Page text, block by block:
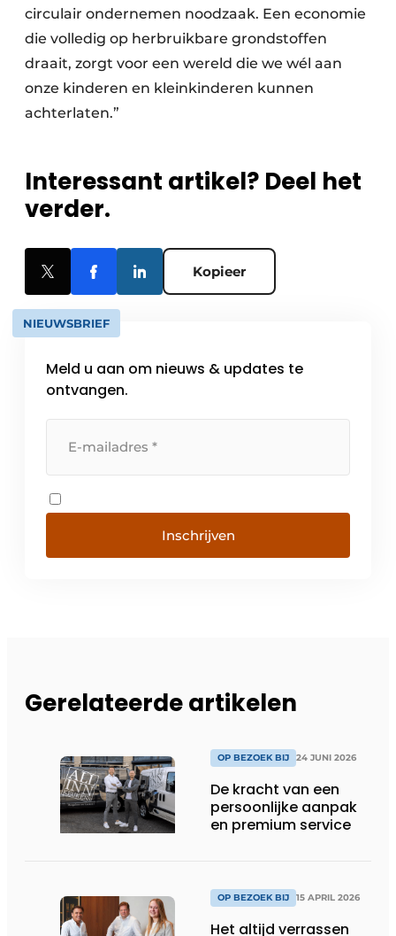
circulair ondernemen noodzaak. Een economie
die volledig op herbruikbare grondstoffen
draait, zorgt voor een wereld die we wél aan
onze kinderen en kleinkinderen kunnen
achterlaten.”
Interessant artikel? Deel het
verder.
Kopieer
NIEUWSBRIEF
Meld u aan om nieuws & updates te
ontvangen.
Inschrijven
Gerelateerde artikelen
OP BEZOEK BIJ 24 JUNI 2026
De kracht van een
persoonlijke aanpak
en premium service
OP BEZOEK BIJ 15 APRIL 2026
Het altijd verrassen